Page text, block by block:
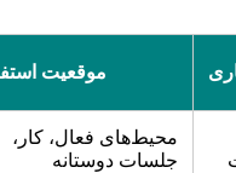
موقعیت
محیط‌های فعال، کار،
جلسات دوستانه